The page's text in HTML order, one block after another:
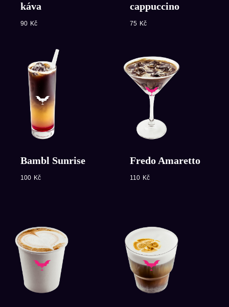
káva
90 Kč
cappuccino
75 Kč
Bambl Sunrise
100 Kč
Fredo Amaretto
110 Kč
+420